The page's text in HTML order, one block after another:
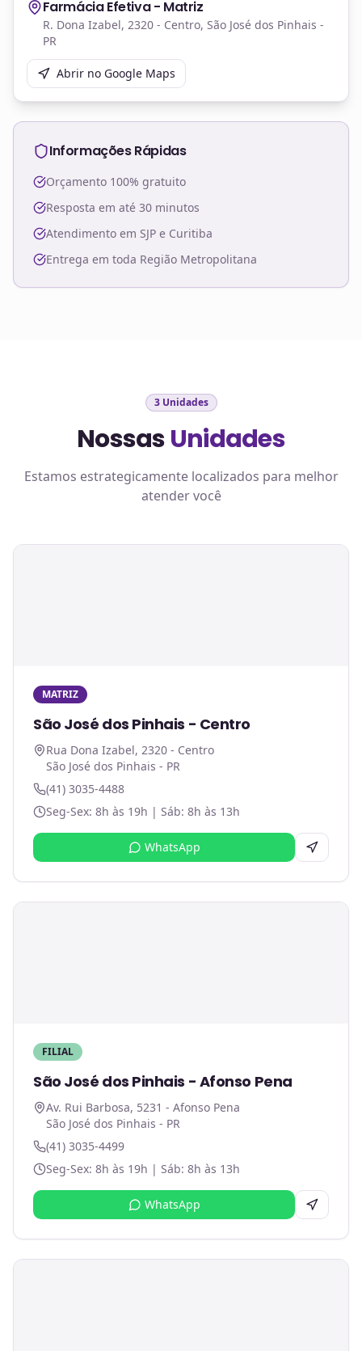
Farmácia Efetiva - Matriz
R. Dona Izabel, 2320 - Centro, São José dos Pinhais -
PR
Abrir no Google Maps
Informações Rápidas
Orçamento 100% gratuito
Resposta em até 30 minutos
Atendimento em SJP e Curitiba
Entrega em toda Região Metropolitana
3 Unidades
NossasUnidades
Estamos estrategicamente localizados para melhor
atender você
MATRIZ
São José dos Pinhais - Centro
Rua Dona Izabel, 2320 - Centro
São José dos Pinhais - PR
(41) 3035-4488
Seg-Sex: 8h às 19h | Sáb: 8h às 13h
WhatsApp
FILIAL
São José dos Pinhais - Afonso Pena
Av. Rui Barbosa, 5231 - Afonso Pena
São José dos Pinhais - PR
(41) 3035-4499
Seg-Sex: 8h às 19h | Sáb: 8h às 13h
WhatsApp